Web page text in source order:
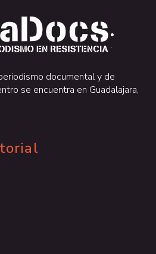
.
.
documental y de
se encuentra en Guadalajara,